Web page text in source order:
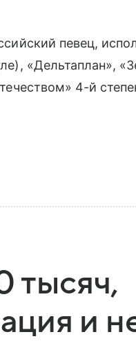
певец,
«Дельтаплан»,
4-й
тысяч,
и